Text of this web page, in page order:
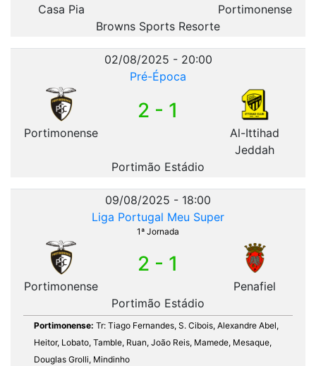
Casa Pia
Portimonense
Browns Sports Resorte
02/08/2025 - 20:00
Pré-Época
Portimonense
2 - 1
Al-Ittihad
Jeddah
Portimão Estádio
09/08/2025 - 18:00
Liga Portugal Meu Super
1ª Jornada
Portimonense
2 - 1
Penafiel
Portimão Estádio
Portimonense: Tr: Tiago Fernandes, S. Cibois, Alexandre Abel,
Heitor, Lobato, Tamble, Ruan, João Reis, Mamede, Mesaque,
Douglas Grolli, Mindinho